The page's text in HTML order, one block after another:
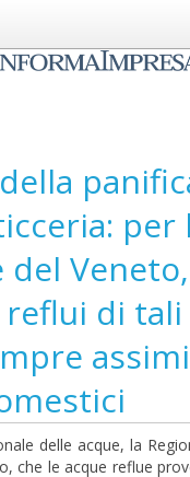
per
del
reflui di
delle acque, la
che le acque reflue